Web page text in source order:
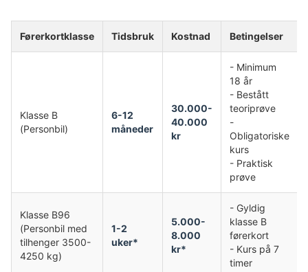
Førerkortklasse Tidsbruk Kostnad Betingelser
Klasse B
(Personbil)
6-12
måneder
30.000-
40.000
kr
- Minimum
18 år
- Bestått
teoriprøve
-
Obligatoriske
kurs
- Praktisk
prøve
Klasse B96
(Personbil med
tilhenger 3500-
4250 kg)
1-2
uker*
5.000-
8.000
kr*
- Gyldig
klasse B
førerkort
- Kurs på 7
timer